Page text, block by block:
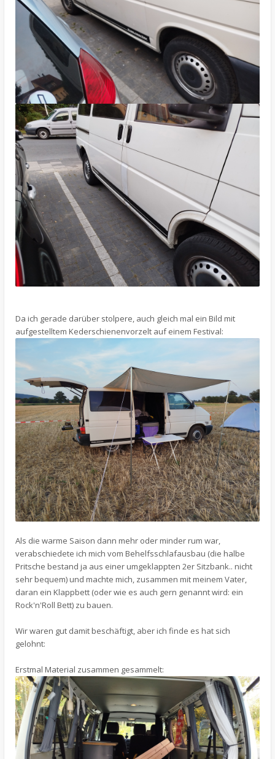
Da ich gerade darüber stolpere, auch gleich mal ein Bild mit
aufgestelltem Kederschienenvorzelt auf einem Festival:
Als die warme Saison dann mehr oder minder rum war,
verabschiedete ich mich vom Behelfsschlafausbau (die halbe
Pritsche bestand ja aus einer umgeklappten 2er Sitzbank.. nicht
sehr bequem) und machte mich, zusammen mit meinem Vater,
daran ein Klappbett (oder wie es auch gern genannt wird: ein
Rock'n'Roll Bett) zu bauen.
Wir waren gut damit beschäftigt, aber ich finde es hat sich
gelohnt:
Erstmal Material zusammen gesammelt: